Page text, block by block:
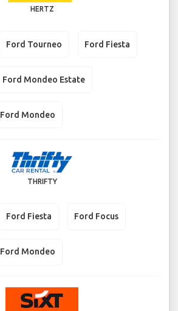
HERTZ
Ford Tourneo Ford Fiesta
Ford Mondeo Estate
Ford Mondeo
THRIFTY
Ford Fiesta Ford Focus
Ford Mondeo